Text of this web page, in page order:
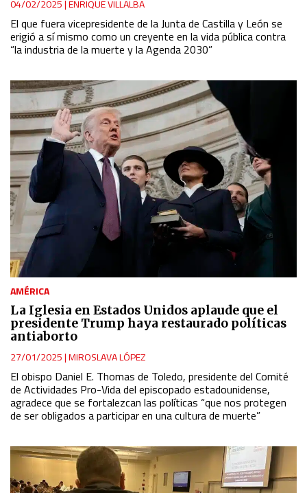
04/02/2025|ENRIQUE VILLALBA
El que fuera vicepresidente de la Junta de Castilla y León se
erigió a sí mismo como un creyente en la vida pública contra
“la industria de la muerte y la Agenda 2030”
AMÉRICA
La Iglesia en Estados Unidos aplaude que el
presidente Trump haya restaurado políticas
antiaborto
27/01/2025|MIROSLAVA LÓPEZ
El obispo Daniel E. Thomas de Toledo, presidente del Comité
de Actividades Pro-Vida del episcopado estadounidense,
agradece que se fortalezcan las políticas “que nos protegen
de ser obligados a participar en una cultura de muerte”